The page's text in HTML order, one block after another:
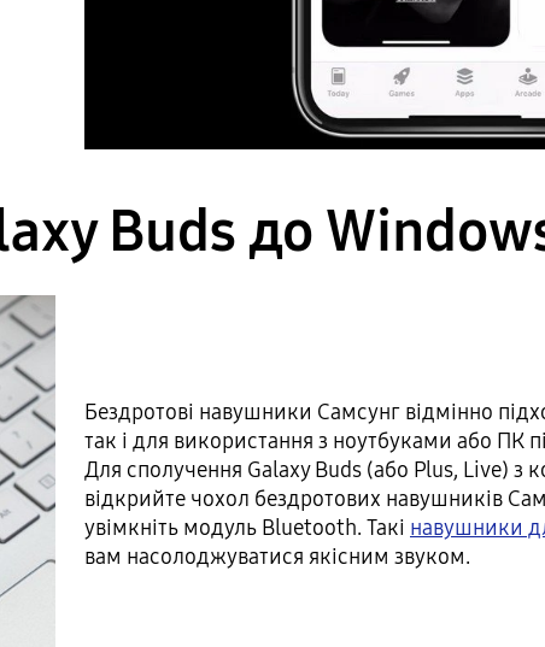
Buds до
Бездротові навушники Самсунг відмінно
так і для використання з ноутбуками або ПК
Для сполучення Galaxy Buds (або Plus, Live) з
відкрийте чохол бездротових навушників
увімкніть модуль Bluetooth. Такі навушники
вам насолоджуватися якісним звуком.